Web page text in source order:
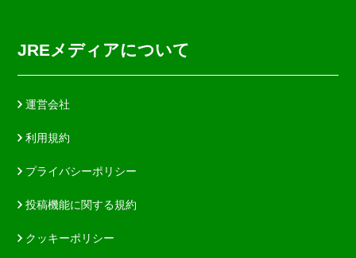
JREメディアについて
運営会社
利用規約
プライバシーポリシー
投稿機能に関する規約
クッキーポリシー